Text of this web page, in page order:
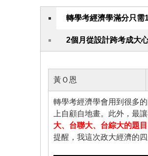
轉學考經濟學滿分只需
2個月從設計跨考成大
黃Ｏ恩
轉學考經濟學會用到很多
上自顧自地畫。此外，最
大、台聯大、台綜大的題目
提醒，我這次政大經濟的